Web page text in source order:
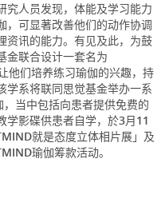
究人员发现，体能及学习能力
，可显著改善他们的动作协调
资讯的能力。有见及此，为鼓
金联合设计一套名为
他们培养练习瑜伽的兴趣，持
学系将联同思觉基金举办一系
当中包括向患者提供免费的
学影碟供患者自学，於3月11
就是态度立体相片展」及
瑜伽筹款活动。